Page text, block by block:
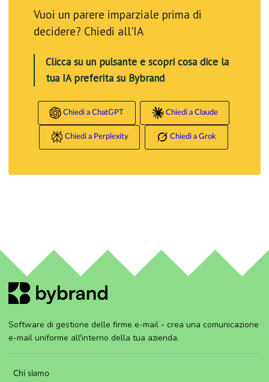
Vuoi un parere imparziale prima di
decidere? Chiedi all'IA
Clicca su un pulsante e scopri cosa dice la
tua IA preferita su Bybrand
Chiedi a ChatGPT Chiedi a Claude
Chiedi a Perplexity Chiedi a Grok
Software di gestione delle firme e-mail - crea una comunicazione
e-mail uniforme all'interno della tua azienda.
Chi siamo